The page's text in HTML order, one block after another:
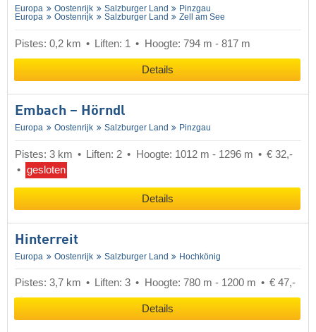
Europa Oostenrijk Salzburger Land
Pinzgau
Europa
Oostenrijk Salzburger Land Zell am See
Pistes: 0,2 km Liften: 1 Hoogte: 794 m - 817 m
Details
Embach – Hörndl
Europa Oostenrijk Salzburger Land Pinzgau
Pistes: 3 km Liften: 2 Hoogte: 1012 m - 1296 m
€ 32,-
gesloten
Details
Hinterreit
Europa Oostenrijk Salzburger Land Hochkönig
Pistes: 3,7 km Liften: 3 Hoogte: 780 m - 1200 m € 47,-
Details